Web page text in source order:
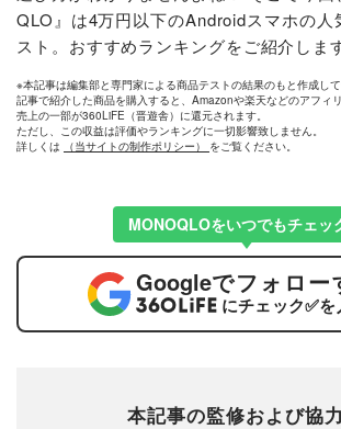
QLO』は4万円以下のAndroidスマホの人
スト。おすすめランキングをご紹介しま
※本記事は編集部と専門家による商品テストの結果のもと作成して
記事で紹介した商品を購入すると、Amazonや楽天などのアフィ
売上の一部が360LiFE（晋遊舎）に還元されます。
ただし、この収益は評価やランキングに一切影響致しません。
詳しくは
（当サイトの制作ポリシー） をご覧ください。
MONOQLOをいつでもチェッ
Googleでフォロー
にチェック✅を
本記事の監修および協